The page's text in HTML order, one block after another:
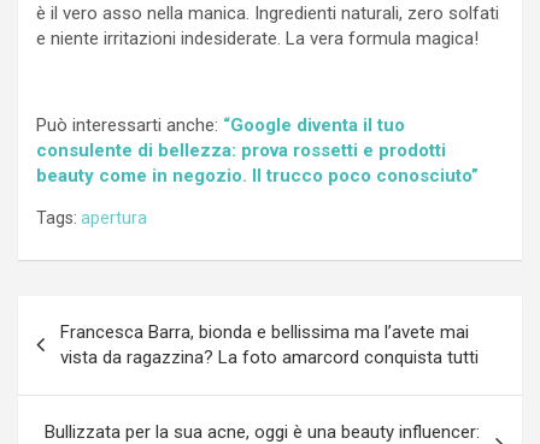
è il vero asso nella manica. Ingredienti naturali, zero solfati
e niente irritazioni indesiderate. La vera formula magica!
Può interessarti anche: “Google diventa il tuo
consulente di bellezza: prova rossetti e prodotti
beauty come in negozio. Il trucco poco conosciuto”
Tags: apertura
articoli
Francesca Barra, bionda e bellissima ma l’avete mai
vista da ragazzina? La foto amarcord conquista tutti
Bullizzata per la sua acne, oggi è una beauty influencer: